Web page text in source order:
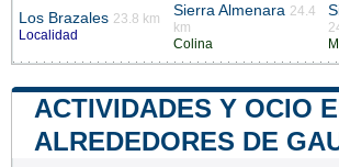
Los Brazales 23.8 km
Localidad
Sierra Almenara 24.4
km
Colina
ACTIVIDADES Y OCIO
ALREDEDORES DE